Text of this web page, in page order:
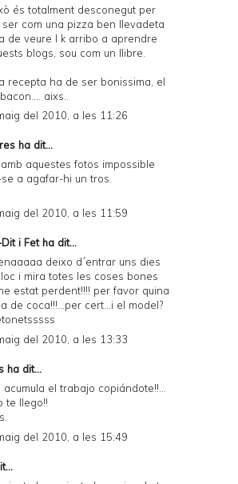
és totalment desconegut per
ser com una pizza ben llevadeta
de veure l k arribo a aprendre
blogs, sou com un llibre.
recepta ha de ser bonissima, el
aixs..
del 2010, a les 11:26
ha dit...
aquestes fotos impossible
a agafar-hi un tros.
del 2010, a les 11:59
Dit i Fetha dit...
deixo d´entrar uns dies
i mira totes les coses bones
estat perdent!!!! per favor quina
de coca!!!...per cert...i el model?
del 2010, a les 13:33
ha dit...
acumula el trabajo copiándote!!...
te llego!!
del 2010, a les 15:49